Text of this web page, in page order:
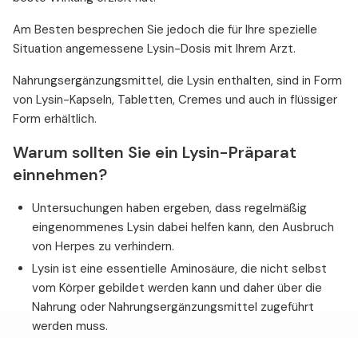
Am Besten besprechen Sie jedoch die für Ihre spezielle
Situation angemessene Lysin-Dosis mit Ihrem Arzt.
Nahrungsergänzungsmittel, die Lysin enthalten, sind in Form
von Lysin-Kapseln, Tabletten, Cremes und auch in flüssiger
Form erhältlich.
Warum sollten Sie ein Lysin-Präparat
einnehmen?
Untersuchungen haben ergeben, dass regelmäßig
eingenommenes Lysin dabei helfen kann, den Ausbruch
von Herpes zu verhindern.
Lysin ist eine essentielle Aminosäure, die nicht selbst
vom Körper gebildet werden kann und daher über die
Nahrung oder Nahrungsergänzungsmittel zugeführt
werden muss.